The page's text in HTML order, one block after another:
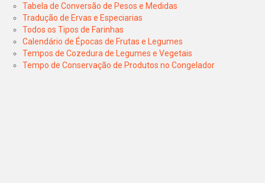
Tabela de Conversão de Pesos e Medidas
Tradução de Ervas e Especiarias
Todos os Tipos de Farinhas
Calendário de Épocas de Frutas e Legumes
Tempos de Cozedura de Legumes e Vegetais
Tempo de Conservação de Produtos no Congelador